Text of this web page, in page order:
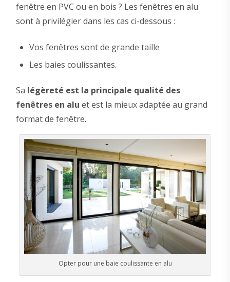
fenêtre en PVC ou en bois ? Les fenêtres en alu
sont à privilégier dans les cas ci-dessous :
Vos fenêtres sont de grande taille
Les baies coulissantes.
Sa légèreté est la principale qualité des
fenêtres en alu et est la mieux adaptée au grand
format de fenêtre.
Opter pour une baie coulissante en alu